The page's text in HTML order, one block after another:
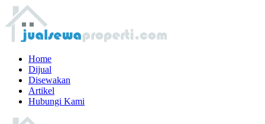
Home
Dijual
Disewakan
Artikel
Hubungi Kami